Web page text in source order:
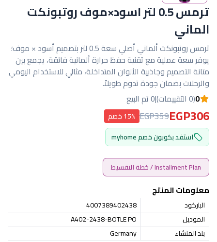
ترمس 0.5 لتر اسود×موف روتبونكت
الماني
ترمس روتبونكت ألماني أصلي سعة 0.5 لتر بتصميم أسود × موف؛
يوفر سعة عملية مع تقنية حفظ حرارة ألمانية فائقة، يجمع بين
متانة التصميم وجاذبية الألوان المتداخلة، مثالي للاستخدام اليومي
والرحلات بضمان جودة تدوم طويلاً.
0(0 التقييمات) |0 تم البيع
EGP306
EGP359 15% خصم
استفد بكوبون خصم myhome
Installment Plan / خطة التقسيط
معلومات المنتج
الباركود
4007389402438
الموديل
A402-2438-BOTLE PO
بلد المنشاء
Germany